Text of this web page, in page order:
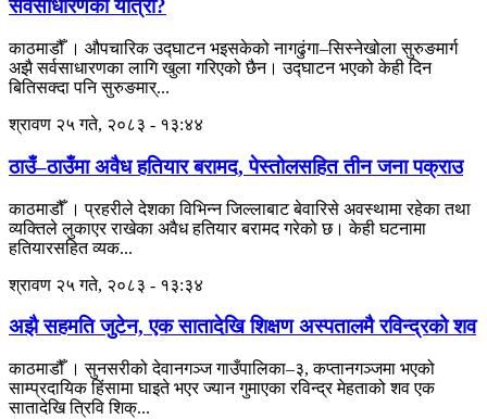
सर्वसाधारणको यात्रा?
काठमाडौँ । औपचारिक उद्घाटन भइसकेको नागढुंगा–सिस्नेखोला सुरुङमार्ग
अझै सर्वसाधारणका लागि खुला गरिएको छैन। उद्घाटन भएको केही दिन
बितिसक्दा पनि सुरुङमार्...
श्रावण २५ गते, २०८३ - १३:४४
ठाउँ–ठाउँमा अवैध हतियार बरामद, पेस्तोलसहित तीन जना पक्राउ
काठमाडौँ । प्रहरीले देशका विभिन्न जिल्लाबाट बेवारिसे अवस्थामा रहेका तथा
व्यक्तिले लुकाएर राखेका अवैध हतियार बरामद गरेको छ। केही घटनामा
हतियारसहित व्यक...
श्रावण २५ गते, २०८३ - १३:३४
अझै सहमति जुटेन, एक सातादेखि शिक्षण अस्पतालमै रविन्द्रको शव
काठमाडौँ । सुनसरीको देवानगञ्ज गाउँपालिका–३, कप्तानगञ्जमा भएको
साम्प्रदायिक हिंसामा घाइते भएर ज्यान गुमाएका रविन्द्र मेहताको शव एक
सातादेखि त्रिवि शिक्...